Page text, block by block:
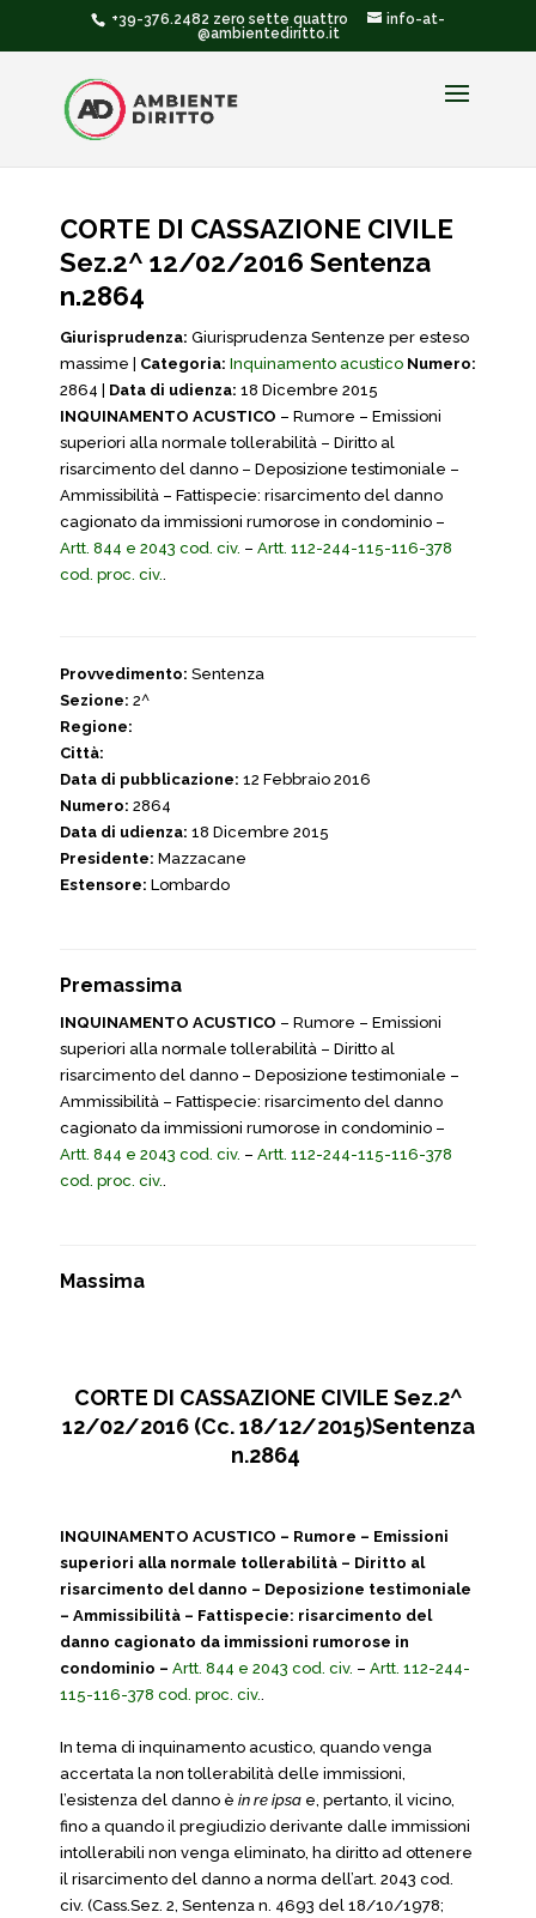
+39-376.2482 zero sette quattro
info-at-
@ambientediritto.it
CORTE DI CASSAZIONE CIVILE
Sez.2^ 12/02/2016 Sentenza
n.2864
Giurisprudenza: Giurisprudenza Sentenze per esteso
massime | Categoria: Inquinamento acustico Numero:
2864 | Data di udienza: 18 Dicembre 2015
INQUINAMENTO ACUSTICO – Rumore – Emissioni
superiori alla normale tollerabilità – Diritto al
risarcimento del danno – Deposizione testimoniale –
Ammissibilità – Fattispecie: risarcimento del danno
cagionato da immissioni rumorose in condominio –
Artt. 844 e 2043 cod. civ. – Artt. 112-244-115-116-378
cod. proc. civ..
Provvedimento: Sentenza
Sezione: 2^
Regione:
Città:
Data di pubblicazione: 12 Febbraio 2016
Numero: 2864
Data di udienza: 18 Dicembre 2015
Presidente: Mazzacane
Estensore: Lombardo
Premassima
INQUINAMENTO ACUSTICO – Rumore – Emissioni
superiori alla normale tollerabilità – Diritto al
risarcimento del danno – Deposizione testimoniale –
Ammissibilità – Fattispecie: risarcimento del danno
cagionato da immissioni rumorose in condominio –
Artt. 844 e 2043 cod. civ. – Artt. 112-244-115-116-378
cod. proc. civ..
Massima
CORTE DI CASSAZIONE CIVILE Sez.2^
12/02/2016 (Cc. 18/12/2015)Sentenza
n.2864
INQUINAMENTO ACUSTICO – Rumore – Emissioni
superiori alla normale tollerabilità – Diritto al
risarcimento del danno – Deposizione testimoniale
– Ammissibilità – Fattispecie: risarcimento del
danno cagionato da immissioni rumorose in
condominio – Artt. 844 e 2043 cod. civ. – Artt. 112-244-
115-116-378 cod. proc. civ..
In tema di inquinamento acustico, quando venga
accertata la non tollerabilità delle immissioni,
l’esistenza del danno è in re ipsa e, pertanto, il vicino,
fino a quando il pregiudizio derivante dalle immissioni
intollerabili non venga eliminato, ha diritto ad ottenere
il risarcimento del danno a norma dell’art. 2043 cod.
civ. (Cass.Sez. 2, Sentenza n. 4693 del 18/10/1978;